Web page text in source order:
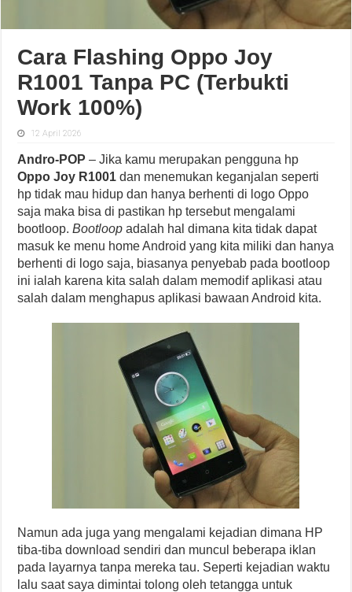
Cara Flashing Oppo Joy
R1001 Tanpa PC (Terbukti
Work 100%)
12 April 2026
Andro-POP – Jika kamu merupakan pengguna hp
Oppo Joy R1001 dan menemukan keganjalan seperti
hp tidak mau hidup dan hanya berhenti di logo Oppo
saja maka bisa di pastikan hp tersebut mengalami
bootloop.Bootloop adalah hal dimana kita tidak dapat
masuk ke menu home Android yang kita miliki dan hanya
berhenti di logo saja, biasanya penyebab pada bootloop
ini ialah karena kita salah dalam memodif aplikasi atau
salah dalam menghapus aplikasi bawaan Android kita.
Namun ada juga yang mengalami kejadian dimana HP
tiba-tiba download sendiri dan muncul beberapa iklan
pada layarnya tanpa mereka tau. Seperti kejadian waktu
lalu saat saya dimintai tolong oleh tetangga untuk